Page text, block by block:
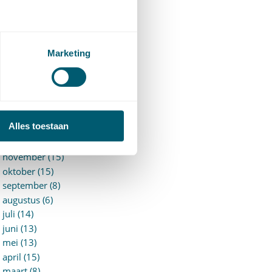
Marketing
Alles toestaan
2025 (153)
december (15)
november (15)
oktober (15)
september (8)
augustus (6)
juli (14)
juni (13)
mei (13)
april (15)